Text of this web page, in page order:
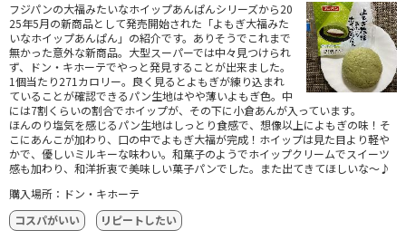
フジパンの大福みたいなホイップあんぱんシリーズから20
25年5月の新商品として発売開始された「よもぎ大福みた
いなホイップあんぱん」の紹介です。ありそうでこれまで
無かった意外な新商品。大型スーパーでは中々見つけられ
ず、ドン・キホーテでやっと発見することが出来ました。
1個当たり271カロリー。良く見るとよもぎが練り込まれ
ていることが確認できるパン生地はやや薄いよもぎ色。中
には7割くらいの割合でホイップが、その下に小倉あんが入っています。
ほんのり塩気を感じるパン生地はしっとり食感で、想像以上によもぎの味！そ
こにあんこが加わり、口の中でよもぎ大福が完成！ホイップは見た目より軽や
かで、優しいミルキーな味わい。和菓子のようでホイップクリームでスイーツ
感も加わり、和洋折衷で美味しい菓子パンでした。また出てきてほしいな～♪
購入場所：ドン・キホーテ
コスパがいい
リピートしたい